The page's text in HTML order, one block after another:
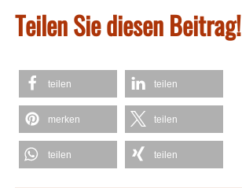
Teilen Sie diesen Beitrag!
teilen teilen
merken teilen
teilen teilen